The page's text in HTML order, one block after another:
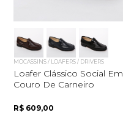
MOCASSINS / LOAFERS / DRIVERS
Loafer Clássico Social Em
Couro De Carneiro
R$ 609,00